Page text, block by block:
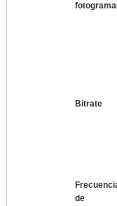
Bitrate
de